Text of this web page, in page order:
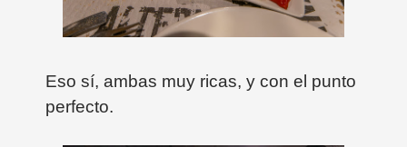
Eso sí, ambas muy ricas, y con el punto
perfecto.